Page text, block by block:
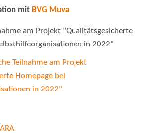
mit BVG Muva
am Projekt "Qualitätsgesicherte
in 2022"